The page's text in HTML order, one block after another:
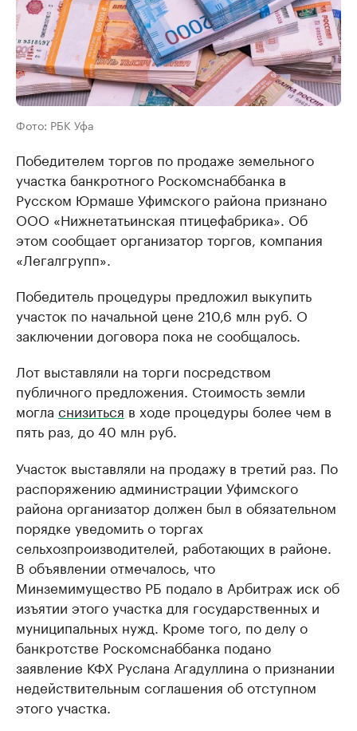
Фото: РБК Уфа
Победителем торгов по продаже земельного
участка банкротного Роскомснаббанка в
Русском Юрмаше Уфимского района признано
ООО «Нижнетатьинская птицефабрика». Об
этом сообщает организатор торгов, компания
«Легалгрупп».
Победитель процедуры предложил выкупить
участок по начальной цене 210,6 млн руб. О
заключении договора пока не сообщалось.
Лот выставляли на торги посредством
публичного предложения. Стоимость земли
могла снизиться в ходе процедуры более чем в
пять раз, до 40 млн руб.
Участок выставляли на продажу в третий раз. По
распоряжению администрации Уфимского
района организатор должен был в обязательном
порядке уведомить о торгах
сельхозпроизводителей, работающих в районе.
В объявлении отмечалось, что
Минземимущество РБ подало в Арбитраж иск об
изъятии этого участка для государственных и
муниципальных нужд. Кроме того, по делу о
банкротстве Роскомснаббанка подано
заявление КФХ Руслана Агадуллина о признании
недействительным соглашения об отступном
этого участка.